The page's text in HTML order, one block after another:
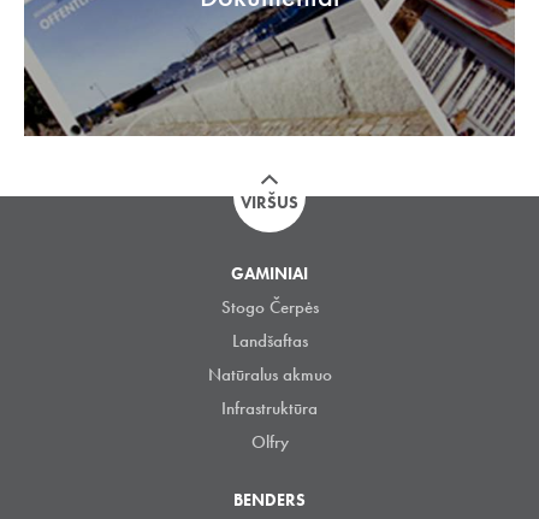
VIRŠUS
GAMINIAI
Stogo Čerpės
Landšaftas
Natūralus akmuo
Infrastruktūra
Olfry
BENDERS